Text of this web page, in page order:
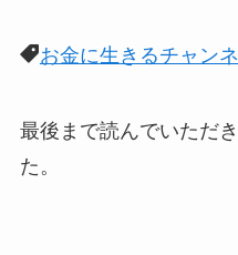
お金に生きるチャン
最後まで読んでいただ
た。